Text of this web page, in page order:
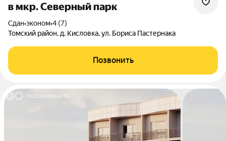
в мкр. Северный парк
Сдан•эконом•4 (7)
Томский район, д. Кисловка, ул. Бориса Пастернака
Позвонить